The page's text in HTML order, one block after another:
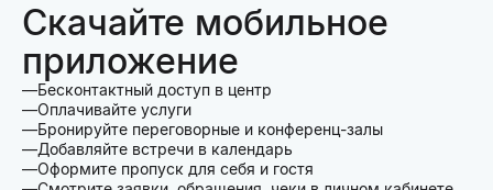
Скачайте мобильное
приложение
Бесконтактный доступ в центр
Оплачивайте услуги
Бронируйте переговорные и конференц-залы
Добавляйте встречи в календарь
Оформите пропуск для себя и гостя